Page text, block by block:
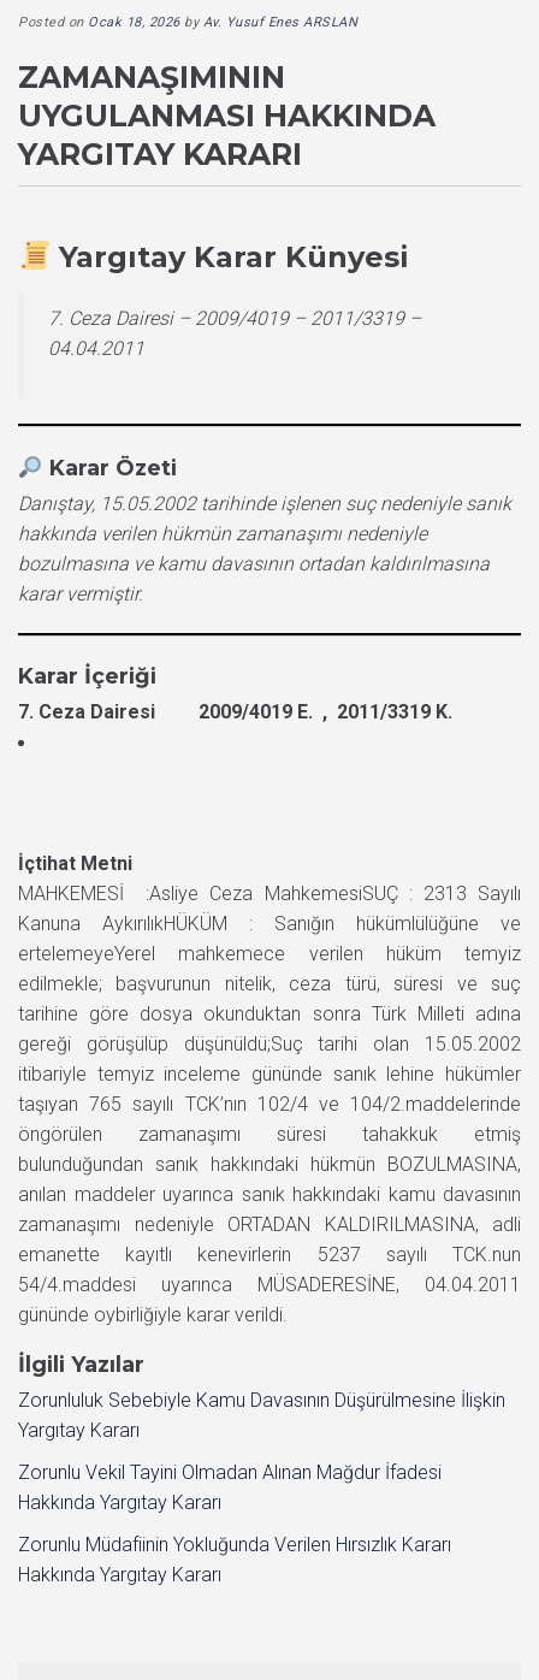
Posted on Ocak 18, 2026byAv. Yusuf Enes ARSLAN
ZAMANAŞIMININ
UYGULANMASI HAKKINDA
YARGITAY KARARI
Yargıtay Karar Künyesi
7. Ceza Dairesi – 2009/4019 – 2011/3319 –
04.04.2011
Karar Özeti
Danıştay, 15.05.2002 tarihinde işlenen suç nedeniyle sanık
hakkında verilen hükmün zamanaşımı nedeniyle
bozulmasına ve kamu davasının ortadan kaldırılmasına
karar vermiştir.
Karar İçeriği
7. Ceza Dairesi 2009/4019 E. , 2011/3319 K.
İçtihat Metni
MAHKEMESİ :Asliye Ceza MahkemesiSUÇ : 2313 Sayılı
Kanuna AykırılıkHÜKÜM : Sanığın hükümlülüğüne ve
ertelemeyeYerel mahkemece verilen hüküm temyiz
edilmekle; başvurunun nitelik, ceza türü, süresi ve suç
tarihine göre dosya okunduktan sonra Türk Milleti adına
gereği görüşülüp düşünüldü;Suç tarihi olan 15.05.2002
itibariyle temyiz inceleme gününde sanık lehine hükümler
taşıyan 765 sayılı TCK’nın 102/4 ve 104/2.maddelerinde
öngörülen zamanaşımı süresi tahakkuk etmiş
bulunduğundan sanık hakkındaki hükmün BOZULMASINA,
anılan maddeler uyarınca sanık hakkındaki kamu davasının
zamanaşımı nedeniyle ORTADAN KALDIRILMASINA, adli
emanette kayıtlı kenevirlerin 5237 sayılı TCK.nun
54/4.maddesi uyarınca MÜSADERESİNE, 04.04.2011
gününde oybirliğiyle karar verildi.
İlgili Yazılar
Zorunluluk Sebebiyle Kamu Davasının Düşürülmesine İlişkin
Yargıtay Kararı
Zorunlu Vekil Tayini Olmadan Alınan Mağdur İfadesi
Hakkında Yargıtay Kararı
Zorunlu Müdafiinin Yokluğunda Verilen Hırsızlık Kararı
Hakkında Yargıtay Kararı